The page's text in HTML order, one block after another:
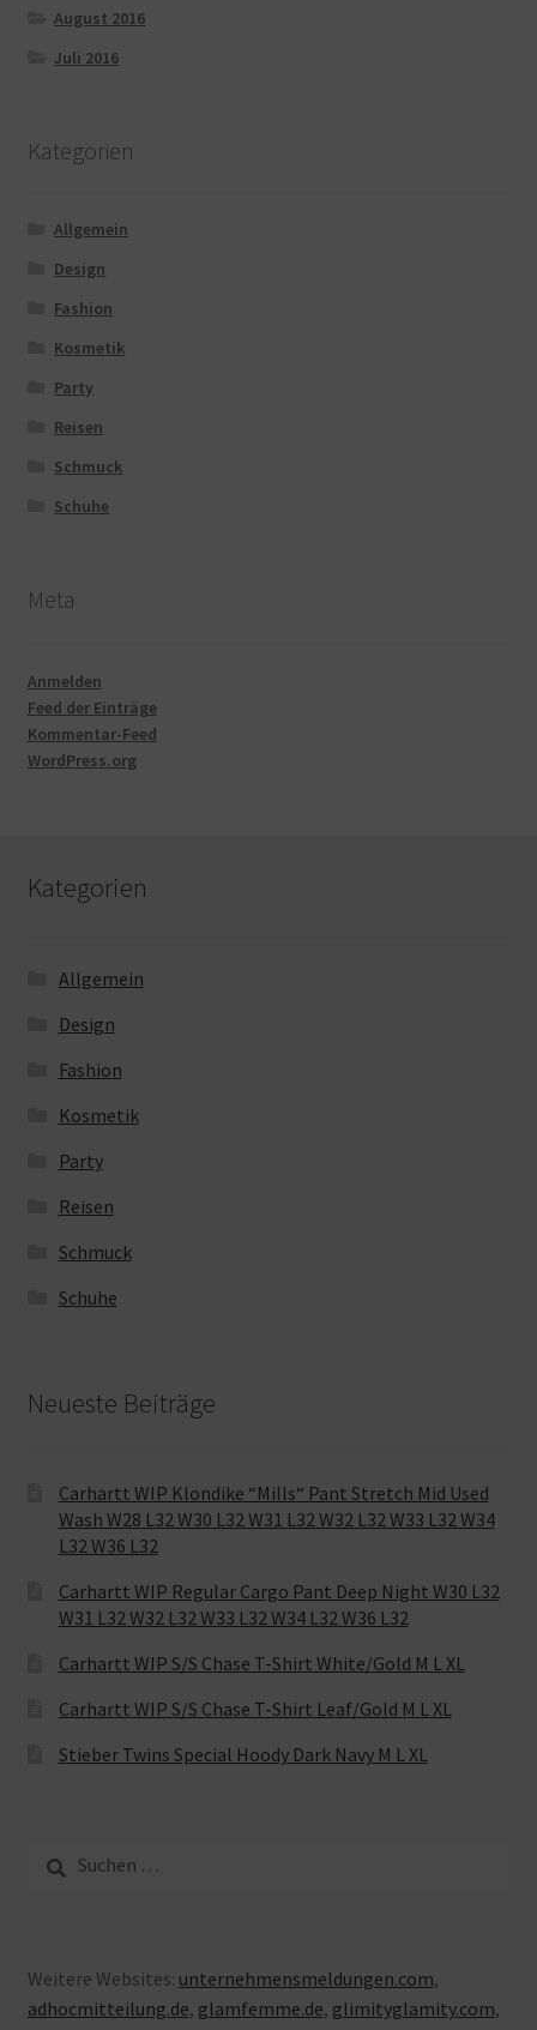
August 2016
Juli 2016
Kategorien
Allgemein
Design
Fashion
Kosmetik
Party
Reisen
Schmuck
Schuhe
Meta
Anmelden
Feed der Einträge
Kommentar-Feed
WordPress.org
Kategorien
Allgemein
Design
Fashion
Kosmetik
Party
Reisen
Schmuck
Schuhe
Neueste Beiträge
Carhartt WIP Klondike “Mills“ Pant Stretch Mid Used
Wash W28 L32 W30 L32 W31 L32 W32 L32 W33 L32 W34
L32 W36 L32
Carhartt WIP Regular Cargo Pant Deep Night W30 L32
W31 L32 W32 L32 W33 L32 W34 L32 W36 L32
Carhartt WIP S/S Chase T-Shirt White/Gold M L XL
Carhartt WIP S/S Chase T-Shirt Leaf/Gold M L XL
Stieber Twins Special Hoody Dark Navy M L XL
nach:
Weitere Websites: unternehmensmeldungen.com,
adhocmitteilung.de, glamfemme.de, glimityglamity.com,